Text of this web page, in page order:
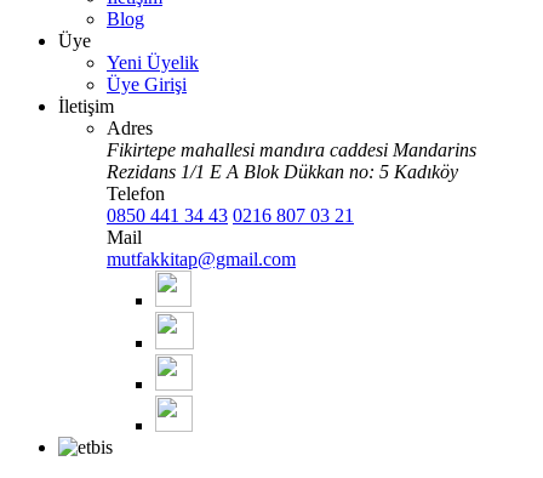
Blog
Üye
Yeni Üyelik
Üye Girişi
İletişim
Adres
Fikirtepe mahallesi mandıra caddesi Mandarins
Rezidans 1/1 E A Blok Dükkan no: 5 Kadıköy
Telefon
0850 441 34 43 0216 807 03 21
Mail
mutfakkitap@gmail.com